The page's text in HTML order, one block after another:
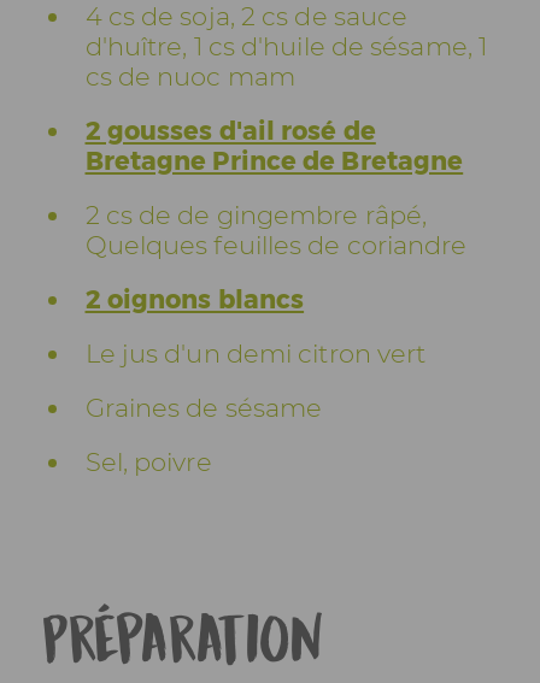
4 cs de soja, 2 cs de sauce
d'huître, 1 cs d'huile de sésame, 1
cs de nuoc mam
2 gousses d'ail rosé de
Bretagne Prince de Bretagne
2 cs de de gingembre râpé,
Quelques feuilles de coriandre
2 oignons blancs
Le jus d'un demi citron vert
Graines de sésame
Sel, poivre
Préparation